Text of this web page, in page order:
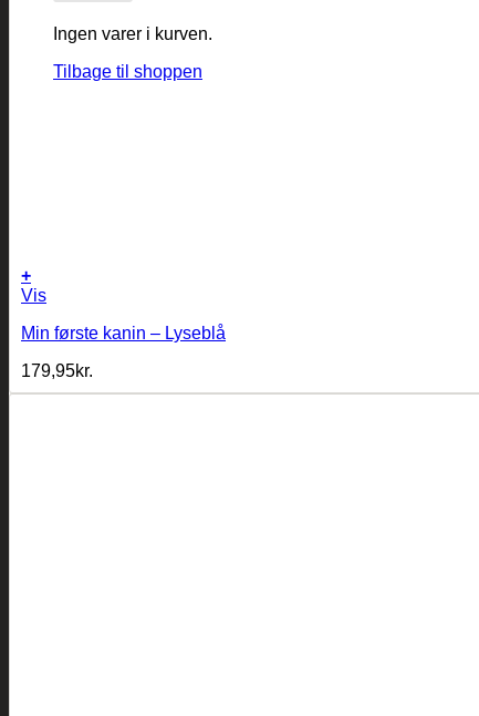
Ingen varer i kurven.
Tilbage til shoppen
+
Vis
Min første kanin – Lyseblå
179,95kr.